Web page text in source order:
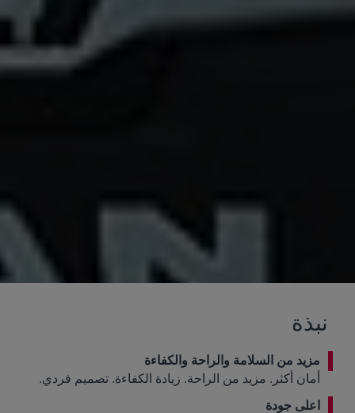
نبذة
مزيد من السلامة والراحة والكفاءة
أمان أكثر. مزيد من الراحة. زيادة الكفاءة. تصميم فردي.
اعلى جودة